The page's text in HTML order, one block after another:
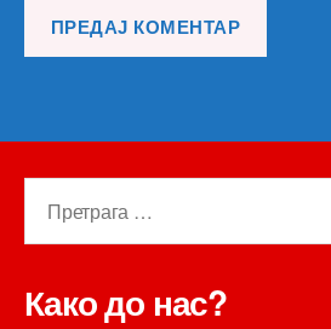
Како до нас?